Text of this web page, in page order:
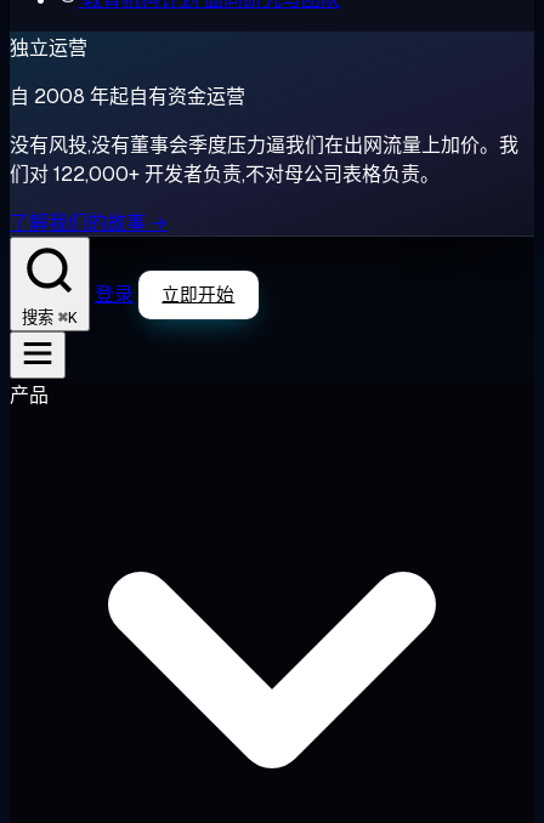
独立运营
自 2008 年起自有资金运营
没有风投,没有董事会季度压力逼我们在出网流量上加价。我
们对 122,000+ 开发者负责,不对母公司表格负责。
了解我们的故事 →
搜索 ⌘K
登录 立即开始
产品